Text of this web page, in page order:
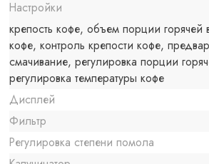
Настройки
крепость кофе, объем порции горячей
кофе, контроль крепости кофе,
смачивание, регулировка порции
регулировка температуры кофе
Дисплей
Фильтр
Регулировка степени помола